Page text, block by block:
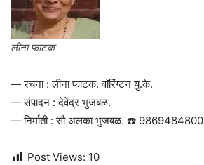
लीना फाटक
— रचना : लीना फाटक. वाॅरिंग्टन यु.के.
— संपादन : देवेंद्र भुजबळ.
— निर्माती : सौ अलका भुजबळ. ☎️ 9869484800
Post Views: 10